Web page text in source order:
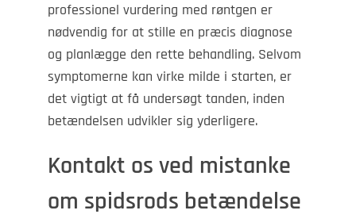
professionel vurdering med røntgen er
nødvendig for at stille en præcis diagnose
og planlægge den rette behandling. Selvom
symptomerne kan virke milde i starten, er
det vigtigt at få undersøgt tanden, inden
betændelsen udvikler sig yderligere.
Kontakt os ved mistanke
om spidsrods betændelse